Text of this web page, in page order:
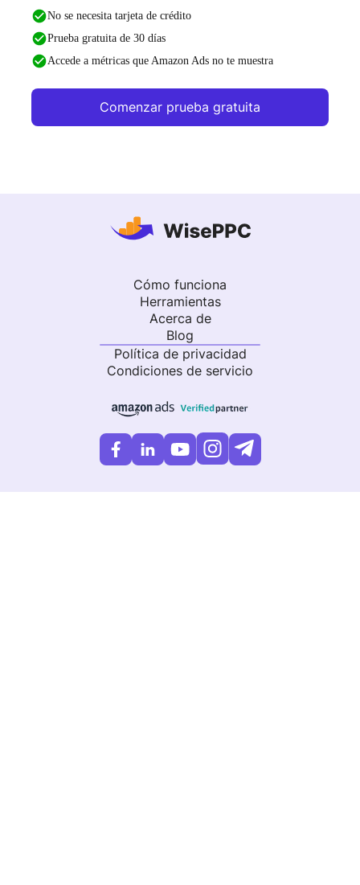
No se necesita tarjeta de crédito
Prueba gratuita de 30 días
Accede a métricas que Amazon Ads no te muestra
Comenzar prueba gratuita
Cómo funciona
Herramientas
Acerca de
Blog
Política de privacidad
Condiciones de servicio